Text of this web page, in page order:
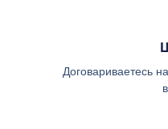
Договариваетесь